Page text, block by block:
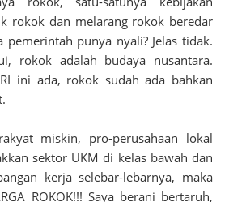
rokok dan melarang rokok beredar
pemerintah punya nyali? Jelas tidak.
rokok adalah budaya nusantara.
ini ada, rokok sudah ada bahkan
miskin, pro-perusahaan lokal
sektor UKM di kelas bawah dan
kerja selebar-lebarnya, maka
ROKOK!!! Saya berani bertaruh,